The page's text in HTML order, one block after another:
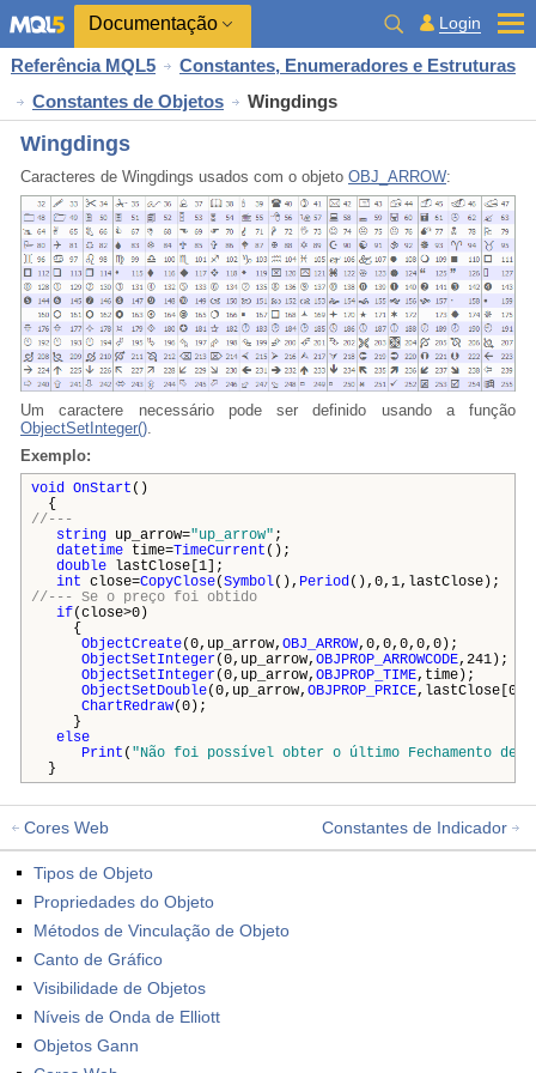
Documentação Login
Referência MQL5
Constantes, Enumeradores e Estruturas
Constantes de Objetos
Wingdings
Wingdings
Caracteres de Wingdings usados com o objeto OBJ_ARROW:
Um caractere necessário pode ser definido usando a função
ObjectSetInteger()
Exemplo:
void OnStart ()
{
//---
string up_arrow="up_arrow" ;
datetime time=TimeCurrent ();
double lastClose[1];
int close=CopyClose(Symbol(), Period
//--- Se o preço foi obtido
if(close>0)
{
ObjectCreate(0,up_arrow, OBJ_ARROW
ObjectSetInteger(0,up_arrow, OBJPROP_ARROWCODE
ObjectSetInteger(0,up_arrow, OBJPROP_TIME
ObjectSetDouble(0,up_arrow, OBJPROP_PRICE
ChartRedraw
}
else
Print ( "Não foi possível obter o último Fechamento de
}
Cores Web Constantes de Indicador
Tipos de Objeto
Propriedades do Objeto
Métodos de Vinculação de Objeto
Canto de Gráfico
Visibilidade de Objetos
Níveis de Onda de Elliott
Objetos Gann